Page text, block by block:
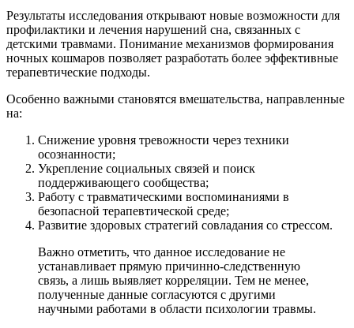
Результаты исследования открывают новые возможности для
профилактики и лечения нарушений сна, связанных с
детскими травмами. Понимание механизмов формирования
ночных кошмаров позволяет разработать более эффективные
терапевтические подходы.
Особенно важными становятся вмешательства, направленные
на:
Снижение уровня тревожности через техники
осознанности;
Укрепление социальных связей и поиск
поддерживающего сообщества;
Работу с травматическими воспоминаниями в
безопасной терапевтической среде;
Развитие здоровых стратегий совладания со стрессом.
Важно отметить, что данное исследование не
устанавливает прямую причинно-следственную
связь, а лишь выявляет корреляции. Тем не менее,
полученные данные согласуются с другими
научными работами в области психологии травмы.